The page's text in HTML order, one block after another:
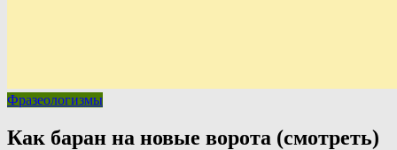
Фразеологизмы
Как баран на новые ворота (смотреть)